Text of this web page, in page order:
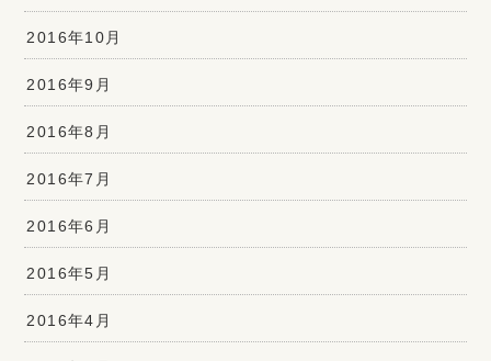
2016年10月
2016年9月
2016年8月
2016年7月
2016年6月
2016年5月
2016年4月